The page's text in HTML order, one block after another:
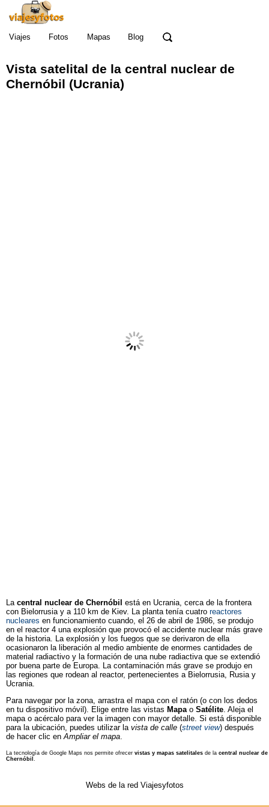
Viajes Fotos Mapas Blog
Vista satelital de la central nuclear de
Chernóbil (Ucrania)
La central nuclear de Chernóbil está en Ucrania, cerca de la frontera
con Bielorrusia y a 110 km de Kiev. La planta tenía cuatro reactores
nucleares en funcionamiento cuando, el 26 de abril de 1986, se produjo
en el reactor 4 una explosión que provocó el accidente nuclear más grave
de la historia. La explosión y los fuegos que se derivaron de ella
ocasionaron la liberación al medio ambiente de enormes cantidades de
material radiactivo y la formación de una nube radiactiva que se extendió
por buena parte de Europa. La contaminación más grave se produjo en
las regiones que rodean al reactor, pertenecientes a Bielorrusia, Rusia y
Ucrania.
Para navegar por la zona, arrastra el mapa con el ratón (o con los dedos
en tu dispositivo móvil). Elige entre las vistas Mapao Satélite. Aleja el
mapa o acércalo para ver la imagen con mayor detalle. Si está disponible
para la ubicación, puedes utilizar la vista de calle (street view) después
de hacer clic enAmpliar el mapa.
La tecnología de Google Maps nos permite ofrecer vistas y mapas satelitales de la central nuclear de
Chernóbil .
Webs de la red Viajesyfotos